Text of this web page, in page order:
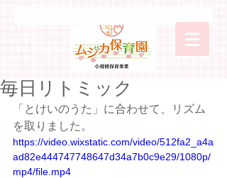
毎日リトミック
「とけいのうた」に合わせて、リズム
を取りました。
https://video.wixstatic.com/video/512fa2_a4a
ad82e444747748647d34a7b0c9e29/1080p/
mp4/file.mp4